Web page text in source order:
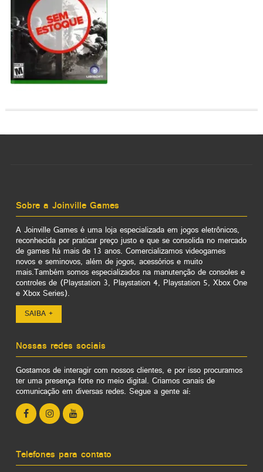
Sobre a Joinville Games
A Joinville Games é uma loja especializada em jogos eletrônicos,
reconhecida por praticar preço justo e que se consolida no mercado
de games há mais de 13 anos. Comercializamos videogames
novos e seminovos, além de jogos, acessórios e muito
mais.Também somos especializados na manutenção de consoles e
controles de (Playstation 3, Playstation 4, Playstation 5, Xbox One
e Xbox Series).
SAIBA +
Nossas redes sociais
Gostamos de interagir com nossos clientes, e por isso procuramos
ter uma presença forte no meio digital. Criamos canais de
comunicação em diversas redes. Segue a gente aí:
Telefones para contato